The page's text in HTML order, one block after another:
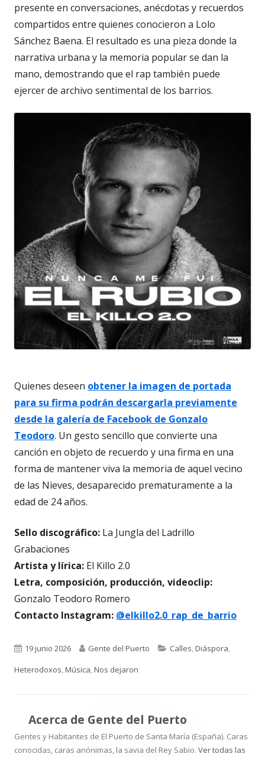
presente en conversaciones, anécdotas y recuerdos
compartidos entre quienes conocieron a Lolo
Sánchez Baena. El resultado es una pieza donde la
narrativa urbana y la memoria popular se dan la
mano, demostrando que el rap también puede
ejercer de archivo sentimental de los barrios.
Quienes deseen obtener la imagen de portada
para su firma podrán descargarla previamente
desde la galería de Facebook de Gonzalo
Teodoro. Un gesto sencillo que convierte una
canción en objeto de recuerdo y una firma en una
forma de mantener viva la memoria de aquel vecino
de las Nieves, desaparecido prematuramente a la
edad de 24 años.
Sello discográfico: La Jungla del Ladrillo
Grabaciones
Artista y lírica: El Killo 2.0
Letra, composición, producción, videoclip:
Gonzalo Teodoro Romero
Contacto Instagram: @elkillo2.0_rap_de_barrio
Publicado
el
19 junio 2026 Autor
Gente del Puerto Categorías
Calles,Diáspora,
Heterodoxos,Música,Nos dejaron
Acerca de Gente del Puerto
Gentes y Habitantes de El Puerto de Santa María (España). Caras
conocidas, caras anónimas, la savia del Rey Sabio. Ver todas las